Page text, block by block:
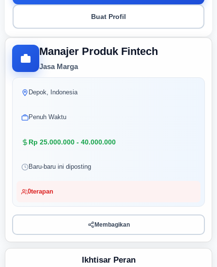
Manajer Produk Fintech
Jasa Marga
Depok, Indonesia
Penuh Waktu
Rp 25.000.000 - 40.000.000
Baru-baru ini diposting
0terapan
Membagikan
Ikhtisar Peran
Buat Profil